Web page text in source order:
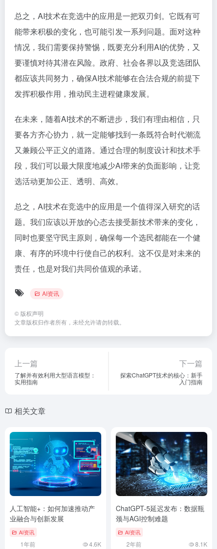
总之，AI技术在竞选中的应用是一把双刃剑。它既有可
能带来积极的变化，也可能引发一系列问题。面对这种
情况，我们需要保持警惕，既要充分利用AI的优势，又
要谨慎对待其潜在风险。政府、社会各界以及竞选团队
都应该共同努力，确保AI技术能够在合法合规的前提下
发挥积极作用，推动民主进程健康发展。
在未来，随着AI技术的不断进步，我们有理由相信，只
要各方齐心协力，就一定能够找到一条既符合时代潮流
又兼顾公平正义的道路。通过合理的制度设计和技术手
段，我们可以最大限度地减少AI带来的负面影响，让竞
选活动更加公正、透明、高效。
总之，AI技术在竞选中的应用是一个值得深入研究的话
题。我们应该以开放的心态去接受新技术带来的变化，
同时也要坚守民主原则，确保每一个选民都能在一个健
康、有序的环境中行使自己的权利。这不仅是对未来的
责任，也是对我们共同价值观的承诺。
AI资讯
© 版权声明
文章版权归作者所有，未经允许请勿转载。
上一篇
了解并有效利用大型语言模型：
实用指南
下一篇
探索ChatGPT技术的核心：新手
入门指南
相关文章
人工智能+：如何加速推动产
业融合与创新发展
AI资讯
1年前 4.6K
ChatGPT-5延迟发布：数据瓶
颈与AGI控制难题
AI资讯
2年前 8.1K